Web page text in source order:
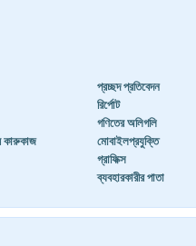
প্রচ্ছদ প্রতিবেদন
রির্পোট
গণিতের অলিগলি
কারুকাজ
মোবাইলপ্রযুক্তি
গ্রাফিক্স
ব্যবহারকারীর পাতা